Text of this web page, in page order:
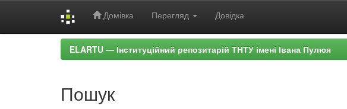
Домівка Перегляд Довідка
ELARTU — Інституційний репозитарій ТНТУ імені Івана Пулюя
Пошук